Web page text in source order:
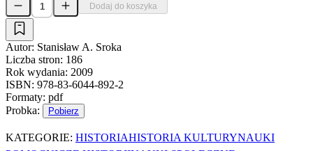
Dodaj do koszyka
Autor: Stanisław A. Sroka
Liczba stron: 186
Rok wydania: 2009
ISBN: 978-83-6044-892-2
Formaty: pdf
Probka:
Pobierz
KATEGORIE: HISTORIAHISTORIA KULTURYNAUKI